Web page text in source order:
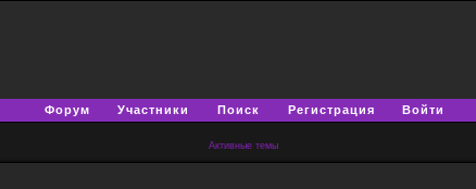
Форум Участники Поиск Регистрация Войти
Активные темы